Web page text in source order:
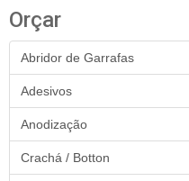
Orçar
Abridor de Garrafas
Adesivos
Anodização
Crachá / Botton